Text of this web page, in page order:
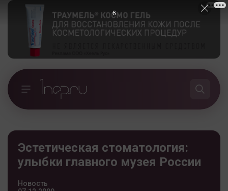
Эстетическая стоматология:
улыбки главного музея России
Новость
5